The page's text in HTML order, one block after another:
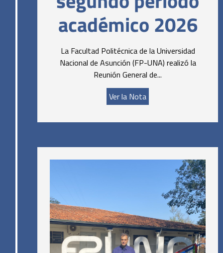
académico 2026
La Facultad Politécnica de la Universidad
Nacional de Asunción (FP-UNA) realizó la
Reunión General de...
Ver la Nota